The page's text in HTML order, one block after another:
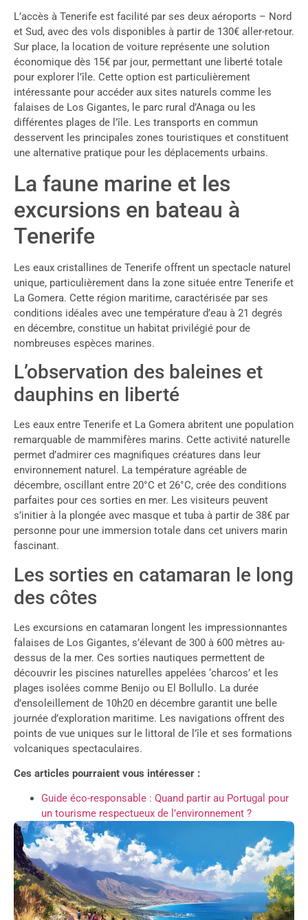
L’accès à Tenerife est facilité par ses deux aéroports – Nord
et Sud, avec des vols disponibles à partir de 130€ aller-retour.
Sur place, la location de voiture représente une solution
économique dès 15€ par jour, permettant une liberté totale
pour explorer l’île. Cette option est particulièrement
intéressante pour accéder aux sites naturels comme les
falaises de Los Gigantes, le parc rural d’Anaga ou les
différentes plages de l’île. Les transports en commun
desservent les principales zones touristiques et constituent
une alternative pratique pour les déplacements urbains.
La faune marine et les
excursions en bateau à
Tenerife
Les eaux cristallines de Tenerife offrent un spectacle naturel
unique, particulièrement dans la zone située entre Tenerife et
La Gomera. Cette région maritime, caractérisée par ses
conditions idéales avec une température d’eau à 21 degrés
en décembre, constitue un habitat privilégié pour de
nombreuses espèces marines.
L’observation des baleines et
dauphins en liberté
Les eaux entre Tenerife et La Gomera abritent une population
remarquable de mammifères marins. Cette activité naturelle
permet d’admirer ces magnifiques créatures dans leur
environnement naturel. La température agréable de
décembre, oscillant entre 20°C et 26°C, crée des conditions
parfaites pour ces sorties en mer. Les visiteurs peuvent
s’initier à la plongée avec masque et tuba à partir de 38€ par
personne pour une immersion totale dans cet univers marin
fascinant.
Les sorties en catamaran le long
des côtes
Les excursions en catamaran longent les impressionnantes
falaises de Los Gigantes, s’élevant de 300 à 600 mètres au-
dessus de la mer. Ces sorties nautiques permettent de
découvrir les piscines naturelles appelées ‘charcos’ et les
plages isolées comme Benijo ou El Bollullo. La durée
d’ensoleillement de 10h20 en décembre garantit une belle
journée d’exploration maritime. Les navigations offrent des
points de vue uniques sur le littoral de l’île et ses formations
volcaniques spectaculaires.
Ces articles pourraient vous intéresser :
Guide éco-responsable : Quand partir au Portugal pour
un tourisme respectueux de l’environnement ?